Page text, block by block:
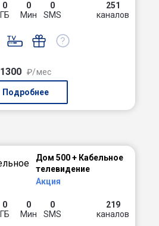
0
ГБ
0
Мин
0
SMS
251
каналов
1300 ₽/мес
Подробнее
Дом 500 + Кабельное
телевидение
Акция
0
ГБ
0
Мин
0
SMS
219
каналов